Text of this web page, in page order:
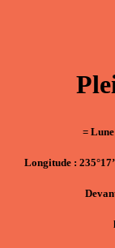
=
Longitude :